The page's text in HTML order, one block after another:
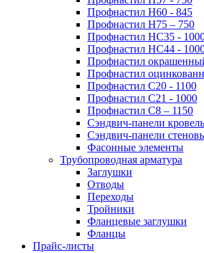
Профнастил Н60 - 845
Профнастил Н75 – 750
Профнастил НС35 -
Профнастил НС44 -
Профнастил
Профнастил
Профнастил С20 - 1100
Профнастил С21 - 1000
Профнастил С8 – 1150
Сэндвич-панели
Сэндвич-панели
Фасонные элементы
Трубопроводная арматура
Заглушки
Отводы
Переходы
Тройники
Фланцевые заглушки
Фланцы
Прайс-листы